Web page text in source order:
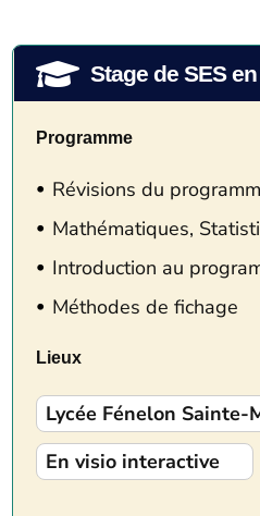
 Stage de SES
Programme
Révisions du
Mathématiques,
Introduction au
Méthodes de fichage
Lieux
Lycée Fénelon Sainte-
En visio interactive